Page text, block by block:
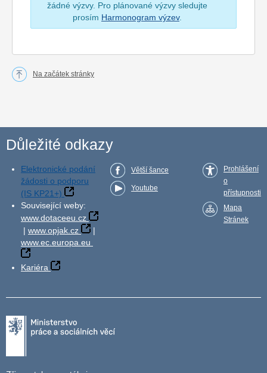
žádné výzvy. Pro plánované výzvy sledujte
prosím Harmonogram výzev.
Na začátek stránky
Důležité odkazy
Elektronické podání
žádosti o podporu
(IS KP21+)
Související weby:
www.dotaceeu.cz
| www.opjak.cz
|
www.ec.europa.eu
Kariéra
Větší šance
Youtube
Prohlášení
o
přístupnosti
Mapa
Stránek